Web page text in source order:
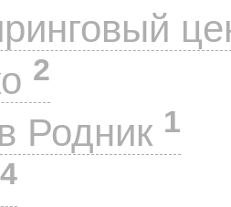
2
Родник 1
4